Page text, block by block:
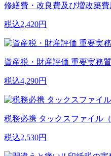
修繕費・改良費及び増改築費
税込2,420円
資産税・財産評価 重要実務
税込4,290円
税務必携 タックスファイル（
税込2,530円